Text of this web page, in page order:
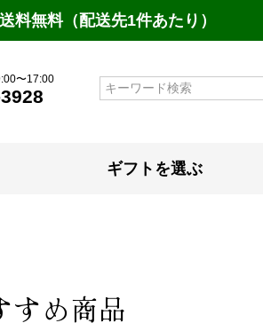
料無料（配送先1件あたり）
〜17:00
ギフトを選ぶ
すめ商品